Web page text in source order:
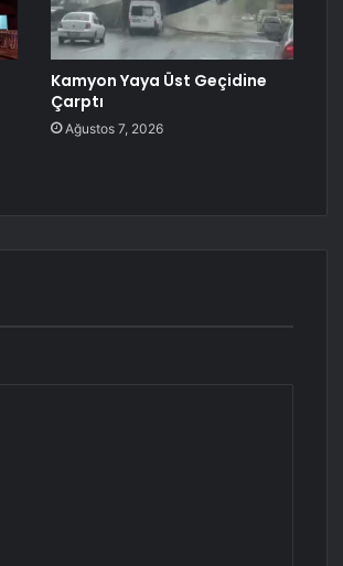
Kamyon Yaya Üst Geçidine
Çarptı
Ağustos 7, 2026